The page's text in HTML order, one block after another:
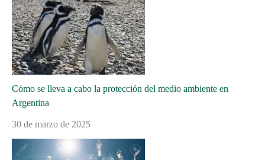
Cómo se lleva a cabo la protección del medio ambiente en
Argentina
30 de marzo de 2025